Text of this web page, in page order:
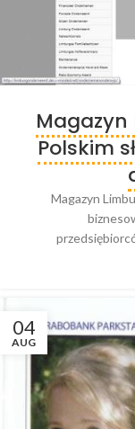
Polskim
Magazyn
04
AUG